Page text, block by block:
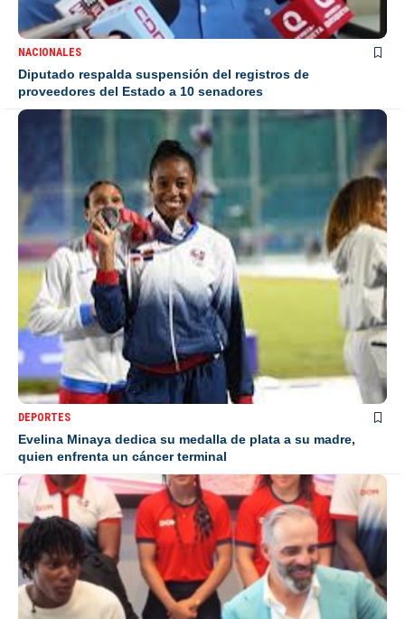
NACIONALES
Diputado respalda suspensión del registros de
proveedores del Estado a 10 senadores
DEPORTES
Evelina Minaya dedica su medalla de plata a su madre,
quien enfrenta un cáncer terminal